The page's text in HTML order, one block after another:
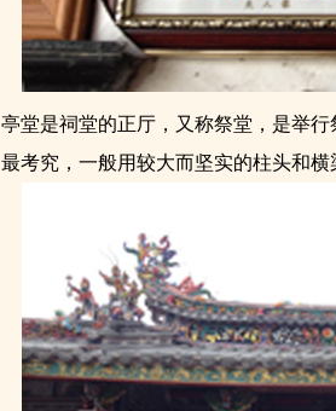
亭堂是祠堂的正厅，又称祭堂，是举
最考究，一般用较大而坚实的柱头和横